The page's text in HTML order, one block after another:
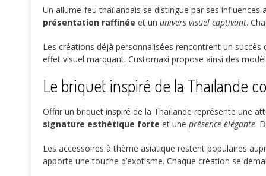
Un allume-feu thaïlandais se distingue par ses influences
présentation raffinée et un univers visuel captivant.
Les créations déjà personnalisées rencontrent un
effet visuel marquant. Customaxi propose ainsi des
Le briquet inspiré de la Thaïlande
Offrir un briquet inspiré de la Thaïlande représente une
signature esthétique forte et une présence élégante.
Les accessoires à thème asiatique restent populaires
apporte une touche d’exotisme. Chaque création se